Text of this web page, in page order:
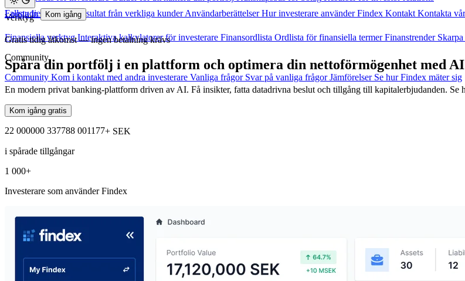
Fallstudier Verkliga resultat från verkliga kunder Användarberättelser Hur investerare använder Findex Kontakt Kontakta
Verktyg
Finansiella verktyg Interaktiva kalkylatorer för investerare Finansordlista Ordlista för finansiella termer Finanstrender
Community
Community Kom i kontakt med andra investerare Vanliga frågor Svar på vanliga frågor Jämförelser Se hur Findex mäter sig
Logga in Kom igång
Gratis tidig åtkomst — ingen betalning krävs
Spåra din portfölj i en plattform och optimera din nettoförmögenhet med AI
En modern privat banking-plattform driven av AI. Få insikter, fatta datadrivna beslut och tillgång till kapitalerbjudanden. Se
Kom igång gratis
22 000000 337788 0011 77+ SEK
i spårade tillgångar
1 000+
Investerare som använder Findex